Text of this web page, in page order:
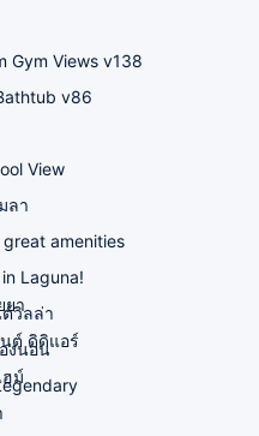
Gym Views v138
v86
View
ลา
amenities
Laguna!
วิลล่า
งนอน
ยา
นต์ ดิดิแอร์
ม์